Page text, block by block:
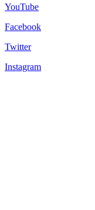
YouTube
Facebook
Twitter
Instagram